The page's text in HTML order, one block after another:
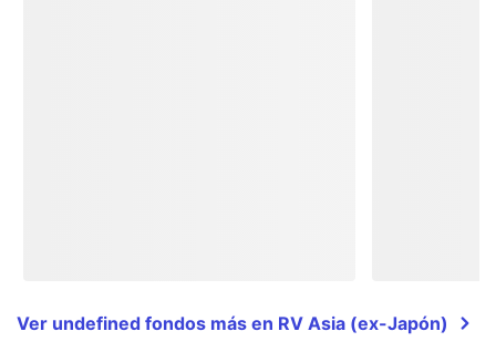
Ver undefined fondos más en RV Asia (ex-Japón)